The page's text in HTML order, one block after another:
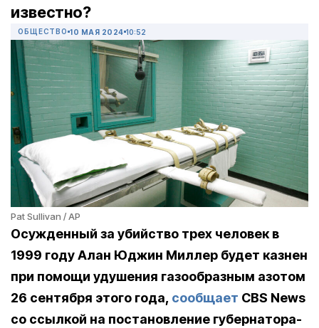
известно?
ОБЩЕСТВО 10 МАЯ 2024 10:52
Pat Sullivan / AP
Осужденный за убийство трех человек в
1999 году Алан Юджин Миллер будет казнен
при помощи удушения газообразным азотом
26 сентября этого года, сообщает CBS News
со ссылкой на постановление губернатора-